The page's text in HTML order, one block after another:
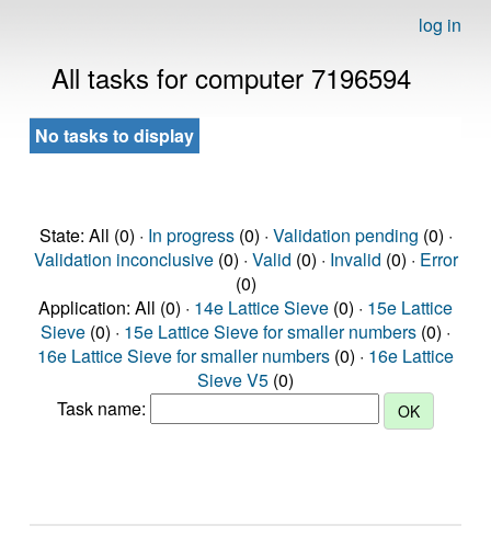
log in
All tasks for computer 7196594
No tasks to display
State: All (0) · In progress(0) · Validation pending (0) ·
Validation inconclusive(0) · Valid (0) · Invalid (0) · Error
(0)
Application: All (0) · 14e Lattice Sieve (0) · 15e Lattice
Sieve (0) · 15e Lattice Sieve for smaller numbers (0) ·
16e Lattice Sieve for smaller numbers (0) · 16e Lattice
Sieve V5 (0)
Task name: